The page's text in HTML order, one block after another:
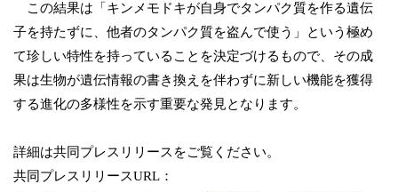
この結果は「キンメモドキが自身でタンパク質を作る遺伝
子を持たずに、他者のタンパク質を盗んで使う」という極め
て珍しい特性を持っていることを決定づけるもので、その成
果は生物が遺伝情報の書き換えを伴わずに新しい機能を獲得
する進化の多様性を示す重要な発見となります。
詳細は共同プレスリリースをご覧ください。
共同プレスリリースURL：